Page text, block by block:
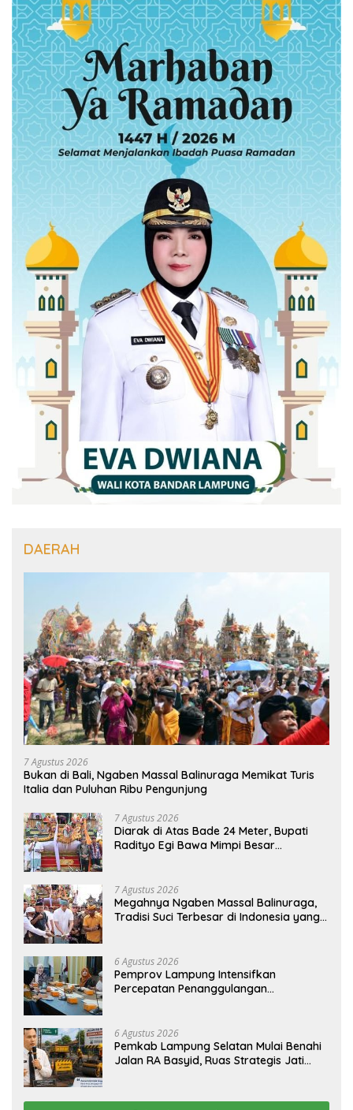
DAERAH
7 Agustus 2026
Bukan di Bali, Ngaben Massal Balinuraga Memikat Turis
Italia dan Puluhan Ribu Pengunjung
7 Agustus 2026
Diarak di Atas Bade 24 Meter, Bupati
Radityo Egi Bawa Mimpi Besar
7 Agustus 2026
Megahnya Ngaben Massal Balinuraga,
Tradisi Suci Terbesar di Indonesia yang
6 Agustus 2026
Pemprov Lampung Intensifkan
Percepatan Penanggulangan
6 Agustus 2026
Pemkab Lampung Selatan Mulai Benahi
Jalan RA Basyid, Ruas Strategis Jati